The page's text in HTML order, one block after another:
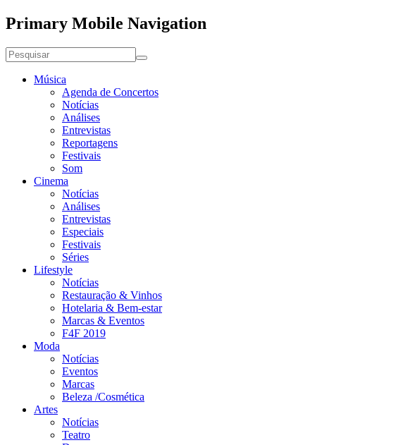
Primary Mobile Navigation
Música
Agenda de Concertos
Notícias
Análises
Entrevistas
Reportagens
Festivais
Som
Cinema
Notícias
Análises
Entrevistas
Especiais
Festivais
Séries
Lifestyle
Notícias
Restauração & Vinhos
Hotelaria & Bem-estar
Marcas & Eventos
F4F 2019
Moda
Notícias
Eventos
Marcas
Beleza /Cosmética
Artes
Notícias
Teatro